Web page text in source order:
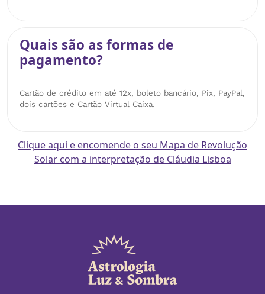
Quais são as formas de
pagamento?
Cartão de crédito em até 12x, boleto bancário, Pix, PayPal,
dois cartões e Cartão Virtual Caixa.
Clique aqui e encomende o seu Mapa de Revolução
Solar com a interpretação de Cláudia Lisboa